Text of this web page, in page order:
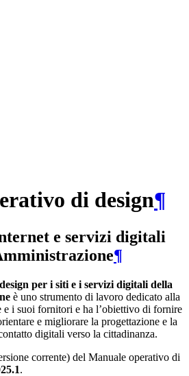
di design¶
e servizi digitali
¶
per i siti e i servizi digitali della
è uno strumento di lavoro dedicato alla
i suoi fornitori e ha l’obiettivo di fornire
e migliorare la progettazione e la
digitali verso la cittadinanza.
corrente) del Manuale operativo di
.